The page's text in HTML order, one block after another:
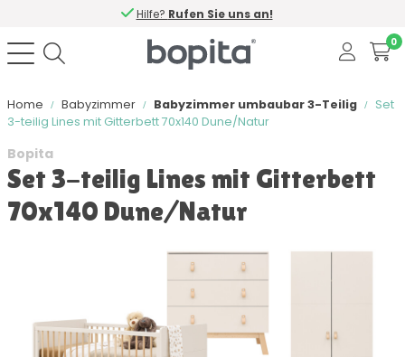
Hilfe? Rufen Sie uns an!
0
Home Babyzimmer Babyzimmer umbaubar 3-Teilig
Set
3-teilig Lines mit Gitterbett 70x140 Dune/Natur
Bopita
Set 3-teilig Lines mit Gitterbett
70x140 Dune/Natur